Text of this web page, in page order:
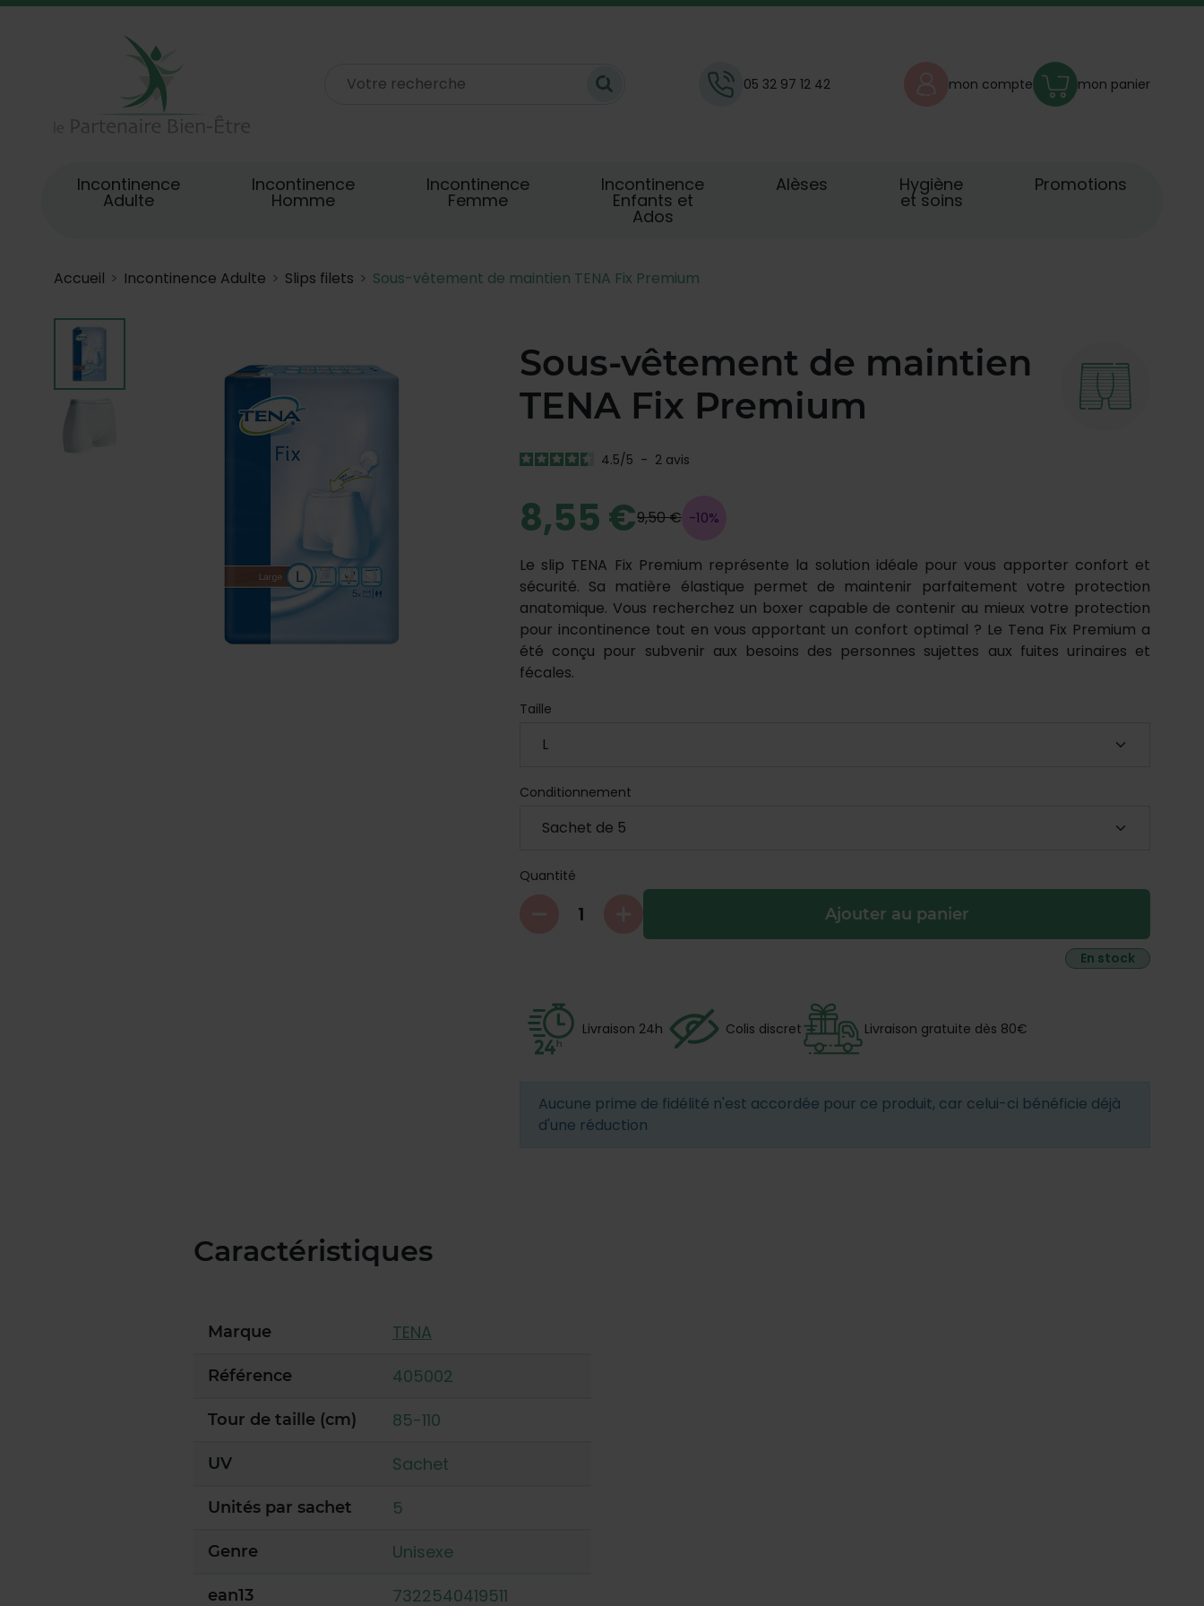
05 32 97 12 42 mon compte mon panier
Incontinence
Adulte
Incontinence
Homme
Incontinence
Femme
Incontinence
Enfants et
Ados
Alèses Hygiène
et soins
Promotions
Accueil Incontinence Adulte Slips filets Sous-vêtement de maintien TENA Fix Premium
Sous-vêtement de maintien
TENA Fix Premium
4.5/5 - 2 avis
8,55 €9,50 € -10%
Le slip TENA Fix Premium représente la solution idéale pour vous apporter confort et
sécurité. Sa matière élastique permet de maintenir parfaitement votre protection
anatomique. Vous recherchez un boxer capable de contenir au mieux votre protection
pour incontinence tout en vous apportant un confort optimal ? Le Tena Fix Premium a
été conçu pour subvenir aux besoins des personnes sujettes aux fuites urinaires et
fécales.
Taille
Conditionnement
Quantité
Ajouter au panier
En stock
Livraison 24h Colis discret Livraison gratuite dès 80€
Aucune prime de fidélité n'est accordée pour ce produit, car celui-ci bénéficie déjà
d'une réduction
Caractéristiques
Marque TENA
Référence 405002
Tour de taille (cm) 85-110
UV Sachet
Unités par sachet 5
Genre Unisexe
ean13 7322540419511